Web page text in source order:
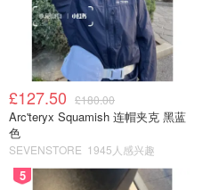
£127.50 £180.00
Arc'teryx Squamish 连帽夹克 黑蓝
色
SEVENSTORE 1945人感兴趣
5